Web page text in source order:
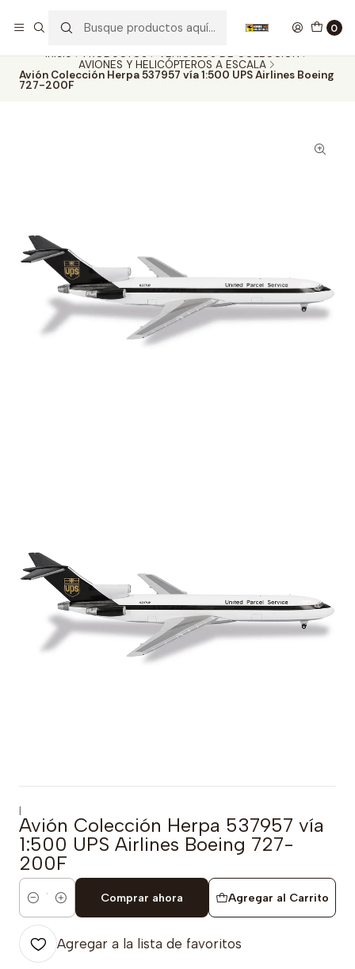
0
Inicio PRODUCTOS
VEHÍCULOS DE COLECCIÓN
AVIONES Y HELICÓPTEROS A ESCALA
Avión Colección Herpa 537957 vía 1:500 UPS Airlines Boeing
727-200F
|
Avión Colección Herpa 537957 vía
1:500 UPS Airlines Boeing 727-
200F
Cantidad
Agregar al Carrito
Comprar ahora
Agregar a la lista de favoritos